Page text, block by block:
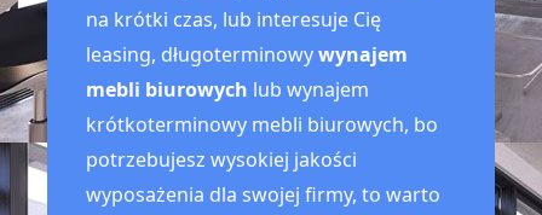
na krótki czas, lub interesuje Cię
leasing, długoterminowywynajem
mebli biurowych lub wynajem
krótkoterminowy mebli biurowych, bo
potrzebujesz wysokiej jakości
wyposażenia dla swojej firmy, to warto